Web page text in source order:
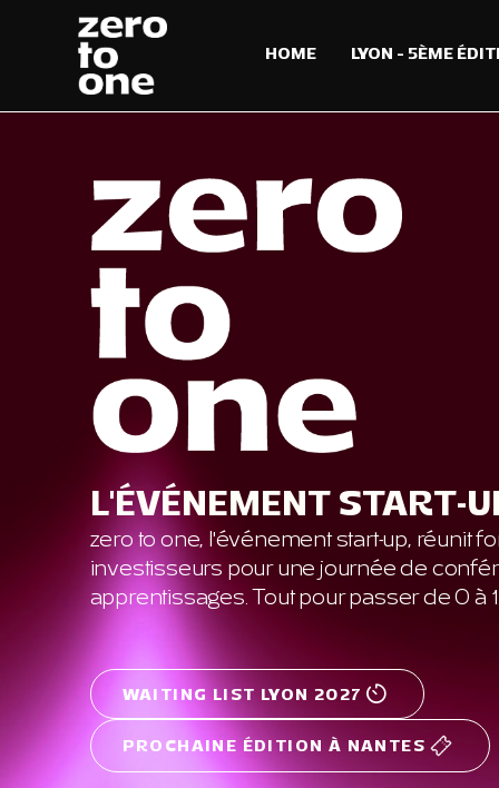
HOME LYON – 5ÈME
L'ÉVÉNEMENT START-
zero to one, l'événement start-up, réunit
investisseurs pour une journée de
apprentissages. Tout pour passer de 0 à
WAITING LIST LYON 2027
PROCHAINE ÉDITION À NANTES